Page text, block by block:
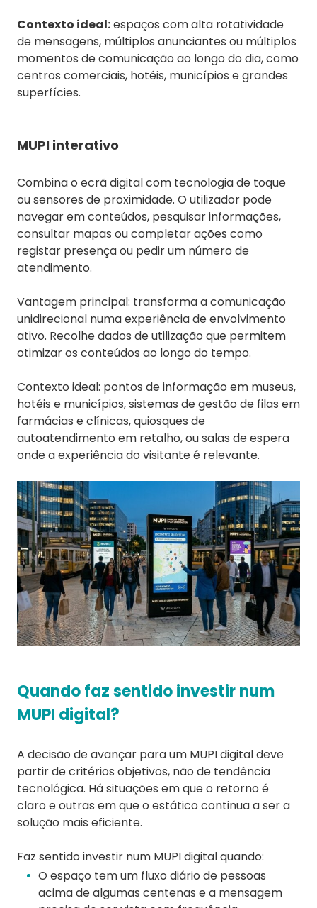
Contexto ideal:espaços com alta rotatividade
de mensagens, múltiplos anunciantes ou múltiplos
momentos de comunicação ao longo do dia, como
centros comerciais, hotéis, municípios e grandes
superfícies.
MUPI interativo
Combina o ecrã digital com tecnologia de toque
ou sensores de proximidade. O utilizador pode
navegar em conteúdos, pesquisar informações,
consultar mapas ou completar ações como
registar presença ou pedir um número de
atendimento.
Vantagem principal: transforma a comunicação
unidirecional numa experiência de envolvimento
ativo. Recolhe dados de utilização que permitem
otimizar os conteúdos ao longo do tempo.
Contexto ideal: pontos de informação em museus,
hotéis e municípios, sistemas de gestão de filas em
farmácias e clínicas, quiosques de
autoatendimento em retalho, ou salas de espera
onde a experiência do visitante é relevante.
Quando faz sentido investir num
MUPI digital?
A decisão de avançar para um MUPI digital deve
partir de critérios objetivos, não de tendência
tecnológica. Há situações em que o retorno é
claro e outras em que o estático continua a ser a
solução mais eficiente.
Faz sentido investir num MUPI digital quando:
O espaço tem um fluxo diário de pessoas
acima de algumas centenas e a mensagem